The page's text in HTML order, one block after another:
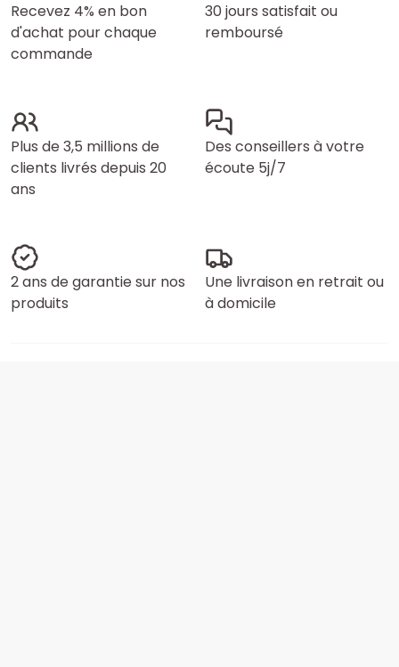
Recevez 4% en bon
d'achat pour chaque
commande
30 jours satisfait ou
remboursé
Plus de 3,5 millions de
clients livrés depuis 20
ans
Des conseillers à votre
écoute 5j/7
2 ans de garantie sur nos
produits
Une livraison en retrait ou
à domicile